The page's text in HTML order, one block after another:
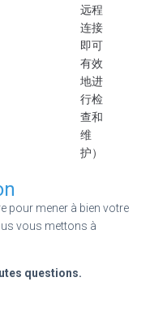
远程
连接
即可
有效
地进
行检
查和
维
护）
pour mener à bien votre
vous mettons à
questions.